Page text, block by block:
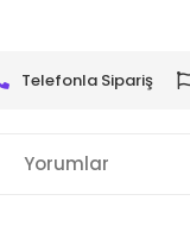
Telefonla Sipariş
Yorumlar